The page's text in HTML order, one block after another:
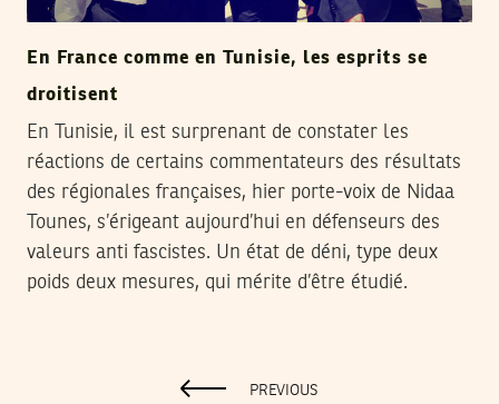
En France comme en Tunisie, les esprits se
droitisent
En Tunisie, il est surprenant de constater les
réactions de certains commentateurs des résultats
des régionales françaises, hier porte-voix de Nidaa
Tounes, s’érigeant aujourd’hui en défenseurs des
valeurs anti fascistes. Un état de déni, type deux
poids deux mesures, qui mérite d’être étudié.
PREVIOUS